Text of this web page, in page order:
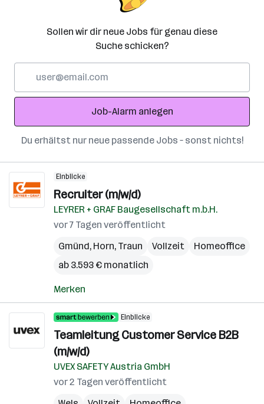
Sollen wir dir neue Jobs für genau diese
Suche schicken?
Adresse
Job-Alarm anlegen
Du erhältst nur neue passende Jobs – sonst nichts!
Einblicke
Recruiter (m/w/d)
LEYRER + GRAF Baugesellschaft m.b.H.
vor 7 Tagen veröffentlicht
Gmünd, Horn, Traun Vollzeit
Homeoffice
ab 3.593 € monatlich
Merken
Einblicke
Teamleitung Customer Service B2B
(m/w/d)
UVEX SAFETY Austria GmbH
vor 2 Tagen veröffentlicht